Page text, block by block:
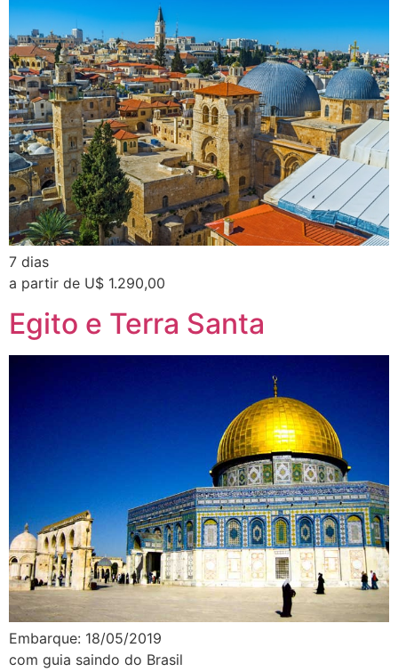
7 dias
a partir de U$ 1.290,00
Egito e Terra Santa
Embarque: 18/05/2019
com guia saindo do Brasil